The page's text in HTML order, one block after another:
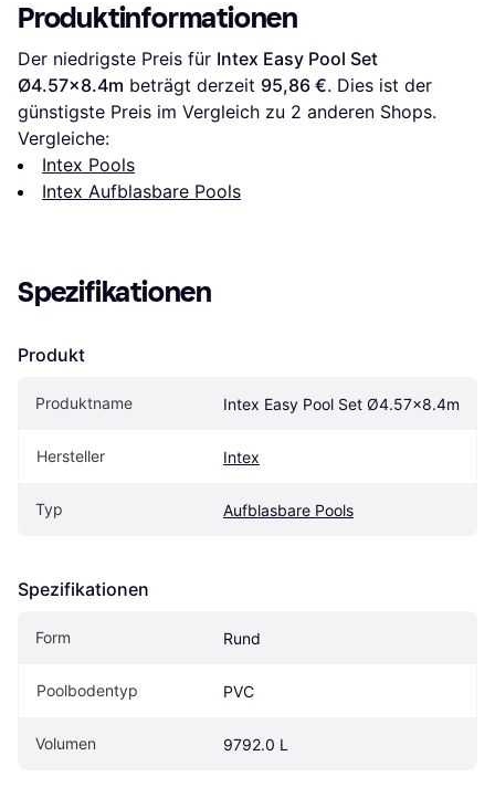
Produktinformationen
Der niedrigste Preis für Intex Easy Pool Set
Ø4.57x8.4m beträgt derzeit 95,86 €. Dies ist der
günstigste Preis im Vergleich zu 2 anderen Shops.
Vergleiche:
Intex Pools
Intex Aufblasbare Pools
Spezifikationen
Produkt
Produktname Intex Easy Pool Set Ø4.57x8.4m
Hersteller Intex
Typ Aufblasbare Pools
Spezifikationen
Form Rund
Poolbodentyp PVC
Volumen 9792.0 L